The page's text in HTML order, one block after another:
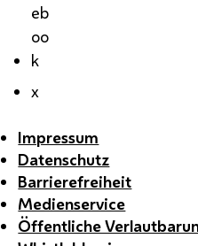
eb
oo
k
x
Impressum
Datenschutz
Barrierefreiheit
Medienservice
Öffentliche